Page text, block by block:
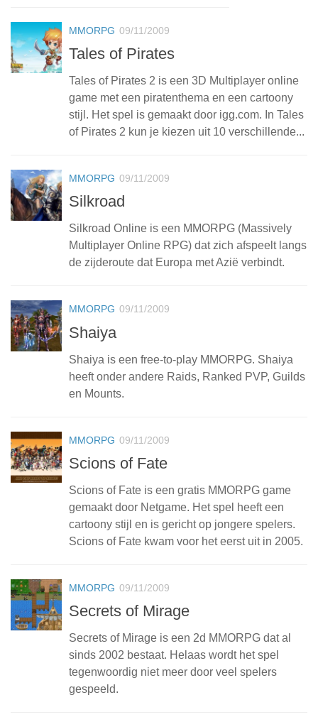
MMORPG 09/11/2009
Tales of Pirates
Tales of Pirates 2 is een 3D Multiplayer online
game met een piratenthema en een cartoony
stijl. Het spel is gemaakt door igg.com. In Tales
of Pirates 2 kun je kiezen uit 10 verschillende...
MMORPG 09/11/2009
Silkroad
Silkroad Online is een MMORPG (Massively
Multiplayer Online RPG) dat zich afspeelt langs
de zijderoute dat Europa met Azië verbindt.
MMORPG 09/11/2009
Shaiya
Shaiya is een free-to-play MMORPG. Shaiya
heeft onder andere Raids, Ranked PVP, Guilds
en Mounts.
MMORPG 09/11/2009
Scions of Fate
Scions of Fate is een gratis MMORPG game
gemaakt door Netgame. Het spel heeft een
cartoony stijl en is gericht op jongere spelers.
Scions of Fate kwam voor het eerst uit in 2005.
MMORPG 09/11/2009
Secrets of Mirage
Secrets of Mirage is een 2d MMORPG dat al
sinds 2002 bestaat. Helaas wordt het spel
tegenwoordig niet meer door veel spelers
gespeeld.